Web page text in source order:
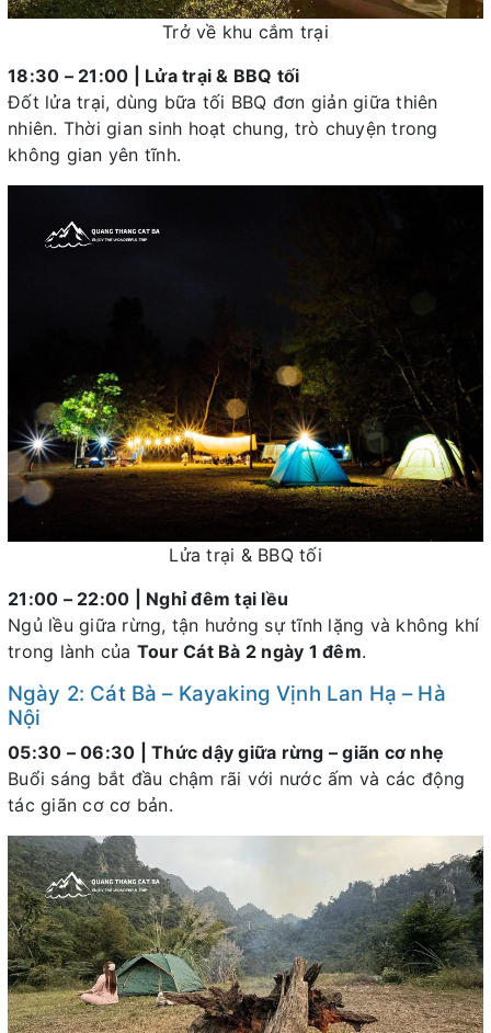
Trở về khu cắm trại
18:30 – 21:00 | Lửa trại & BBQ tối
Đốt lửa trại, dùng bữa tối BBQ đơn giản giữa thiên
nhiên. Thời gian sinh hoạt chung, trò chuyện trong
không gian yên tĩnh.
Lửa trại & BBQ tối
21:00 – 22:00 | Nghỉ đêm tại lều
Ngủ lều giữa rừng, tận hưởng sự tĩnh lặng và không khí
trong lành của Tour Cát Bà 2 ngày 1 đêm.
Ngày 2: Cát Bà – Kayaking Vịnh Lan Hạ – Hà
Nội
05:30 – 06:30 | Thức dậy giữa rừng – giãn cơ nhẹ
Buổi sáng bắt đầu chậm rãi với nước ấm và các động
tác giãn cơ cơ bản.